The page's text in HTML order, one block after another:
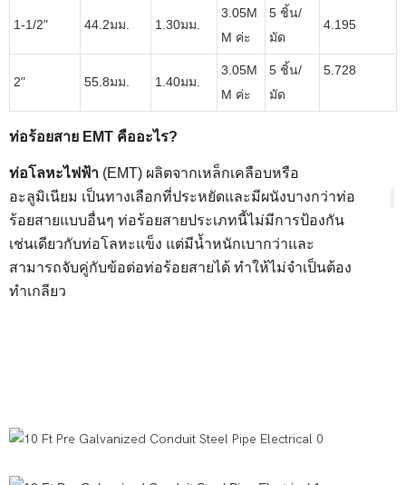
1-1/2" 44.2มม. 1.30มม.
3.05M
M ค่ะ
5 ชิ้น/
มัด
4.195
2" 55.8มม. 1.40มม.
3.05M
M ค่ะ
5 ชิ้น/
มัด
5.728
ท่อร้อยสาย EMT คืออะไร?
ท่อโลหะไฟฟ้า (EMT) ผลิตจากเหล็กเคลือบหรือ
อะลูมิเนียม เป็นทางเลือกที่ประหยัดและมีผนังบางกว่าท่อ
ร้อยสายแบบอื่นๆ ท่อร้อยสายประเภทนี้ไม่มีการป้องกัน
เช่นเดียวกับท่อโลหะแข็ง แต่มีน้ำหนักเบากว่าและ
สามารถจับคู่กับข้อต่อท่อร้อยสายได้ ทำให้ไม่จำเป็นต้อง
ทำเกลียว
â€‹â€‹
ข้อดี
ราคา: อลูมิเนียม EMT ต่ำกว่าเหล็ก 30%
น้ำหนัก: อลูมิเนียม EMT เบากว่าเหล็ก 70%
การติดตั้ง: อลูมิเนียม EMT น้อยกว่าเหล็ก 50%